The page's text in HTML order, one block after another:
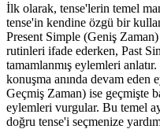
İlk olarak, tense'lerin temel
tense'in kendine özgü bir
Present Simple (Geniş
rutinleri ifade ederken, Past
tamamlanmış eylemleri
konuşma anında devam eden
Geçmiş Zaman) ise geçmişte
eylemleri vurgular. Bu temel
doğru tense'i seçmenize